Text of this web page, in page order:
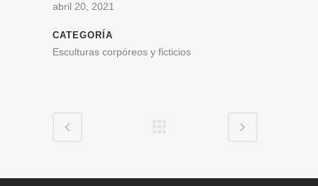
abril 20, 2021
CATEGORÍA
Esculturas corpóreos y ficticios